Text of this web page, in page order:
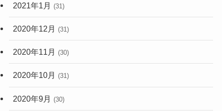
2021年1月 (31)
2020年12月 (31)
2020年11月 (30)
2020年10月 (31)
2020年9月 (30)